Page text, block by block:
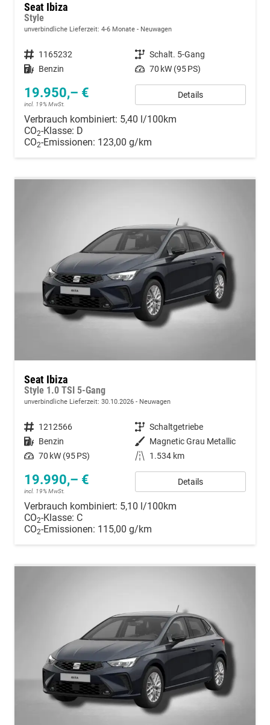
Seat Ibiza
Style
unverbindliche Lieferzeit: 4-6 Monate Neuwagen
Fahrzeugnummer 1165232 Getriebe Schalt. 5-Gang
Kraftstoff Benzin Leistung 70 kW (95 PS)
19.950,– €
incl. 19% MwSt.
Details
Verbrauch kombiniert: 5,40 l/100km
CO2-Klasse: D
CO2-Emissionen: 123,00 g/km
Seat Ibiza
Style 1.0 TSI 5-Gang
unverbindliche Lieferzeit: 30.10.2026 Neuwagen
Fahrzeugnummer 1212566 Getriebe Schaltgetriebe
Kraftstoff Benzin Außenfarbe Magnetic Grau Metallic
Leistung 70 kW (95 PS) Kilometerstand 1.534 km
19.990,– €
incl. 19% MwSt.
Details
Verbrauch kombiniert: 5,10 l/100km
CO2-Klasse: C
CO2-Emissionen: 115,00 g/km